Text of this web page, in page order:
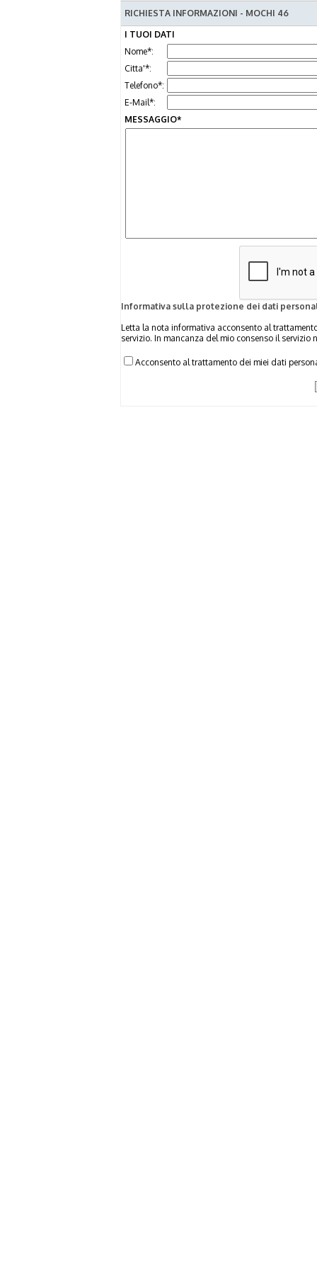
RICHIESTA INFORMAZIONI - MOCHI 46
I TUOI DATI
Nome*:
Citta'*:
Telefono*:
E-Mail*:
MESSAGGIO*
Informativa sulla protezione dei dati
Letta la nota informativa acconsento al
servizio. In mancanza del mio consenso il servizio
Acconsento al trattamento dei miei dati